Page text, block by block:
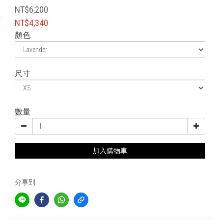
NT$6,200
NT$4,340
顏色
尺寸
數量
加入購物車
分享到